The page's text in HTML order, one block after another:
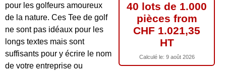
40 lots de 1.000
pièces from
CHF 1.021,35
HT
Calculé le: 9 août 2026
pour les golfeurs amoureux
de la nature. Ces Tee de golf
ne sont pas idéaux pour les
longs textes mais sont
suffisants pour y écrire le nom
de votre entreprise ou